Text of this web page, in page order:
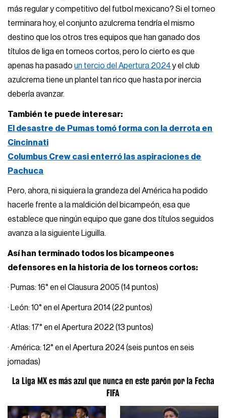
más regular y competitivo del futbol mexicano? Si el torneo
terminara hoy, el conjunto azulcrema tendría el mismo
destino que los otros tres equipos que han ganado dos
títulos de liga en torneos cortos, pero lo cierto es que
apenas ha pasadoun tercio del Apertura 2024y el club
azulcrema tiene un plantel tan rico que hasta por inercia
debería avanzar.
También te puede interesar:
El desastre de Pumas tomó forma con la derrota en
Cincinnati
Columbus Crew casi enterró las aspiraciones de
Pachuca
Pero, ahora, ni siquiera la grandeza del América ha podido
hacerle frente a la maldición del bicampeón, esa que
establece que ningún equipo que gane dos títulos seguidos
avanza a la siguiente Liguilla.
Así han terminado todos los bicampeones
defensores en la historia de los torneos cortos:
· Pumas: 16° en el Clausura 2005 (14 puntos)
· León: 10° en el Apertura 2014 (22 puntos)
· Atlas: 17° en el Apertura 2022 (13 puntos)
· América: 12° en el Apertura 2024 (seis puntos en seis
jornadas)
La Liga MX es más azul que nunca en este parón por la Fecha
FIFA